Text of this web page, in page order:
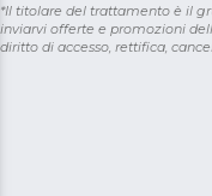
*Il titolare del trattamento è il
inviarvi offerte e promozioni
diritto di accesso, rettifica,